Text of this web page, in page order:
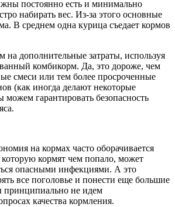
постоянно есть и минимально
набирать вес. Из-за этого основные
В среднем одна курица съедает кормов
на дополнительные затраты, используя
комбикорм. Да, это дороже, чем
смеси или тем более просроченные
(как иногда делают некоторые
гарантировать безопасность
на кормах часто оборачивается
кормят чем попало, может
опасными инфекциями. А это
все поголовье и понести еще большие
не идем
качества кормления.